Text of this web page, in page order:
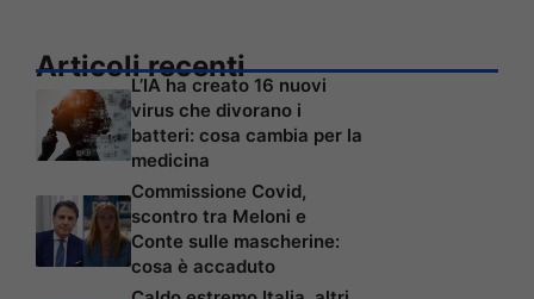
Articoli recenti
L’IA ha creato 16 nuovi
virus che divorano i
batteri: cosa cambia per la
medicina
Commissione Covid,
scontro tra Meloni e
Conte sulle mascherine:
cosa è accaduto